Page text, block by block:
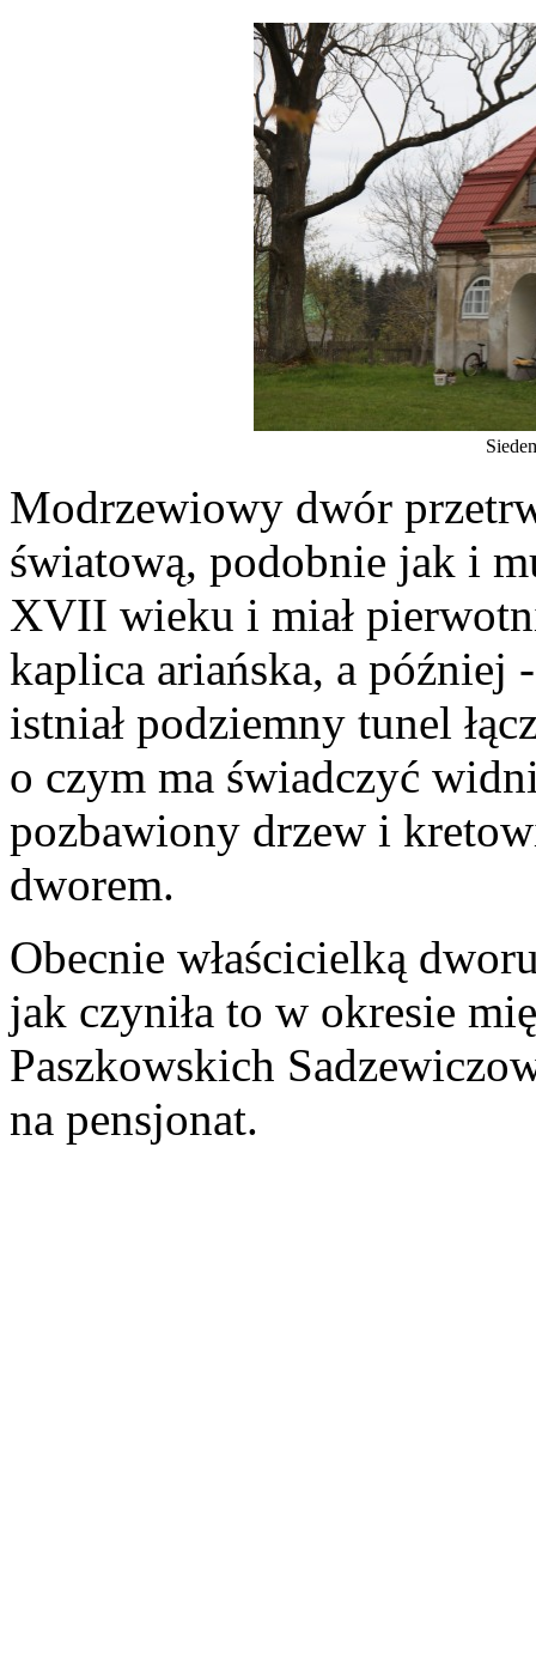
Modrzewiowy dwór
światową, podobnie jak i
XVII wieku i miał
kaplica ariańska, a później
istniał podziemny tunel
o czym ma świadczyć
pozbawiony drzew i
dworem.
Obecnie właścicielką
jak czyniła to w okresie
Paszkowskich
na pensjonat.